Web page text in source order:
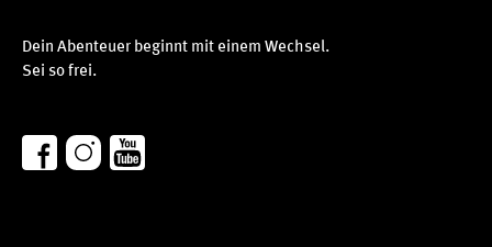
Dein Abenteuer beginnt mit einem Wechsel.
Sei so frei.